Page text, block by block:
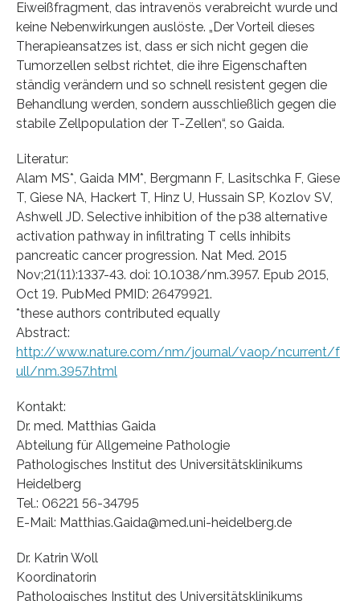
Eiweißfragment, das intravenös verabreicht wurde und
keine Nebenwirkungen auslöste. „Der Vorteil dieses
Therapieansatzes ist, dass er sich nicht gegen die
Tumorzellen selbst richtet, die ihre Eigenschaften
ständig verändern und so schnell resistent gegen die
Behandlung werden, sondern ausschließlich gegen die
stabile Zellpopulation der T-Zellen“, so Gaida.
Literatur:
Alam MS*, Gaida MM*, Bergmann F, Lasitschka F, Giese
T, Giese NA, Hackert T, Hinz U, Hussain SP, Kozlov SV,
Ashwell JD. Selective inhibition of the p38 alternative
activation pathway in infiltrating T cells inhibits
pancreatic cancer progression. Nat Med. 2015
Nov;21(11):1337-43. doi: 10.1038/nm.3957. Epub 2015,
Oct 19. PubMed PMID: 26479921.
*these authors contributed equally
Abstract:
http://www.nature.com/nm/journal/vaop/ncurrent/f
ull/nm.3957.html
Kontakt:
Dr. med. Matthias Gaida
Abteilung für Allgemeine Pathologie
Pathologisches Institut des Universitätsklinikums
Heidelberg
Tel.: 06221 56-34795
E-Mail: Matthias.Gaida@med.uni-heidelberg.de
Dr. Katrin Woll
Koordinatorin
Pathologisches Institut des Universitätsklinikums